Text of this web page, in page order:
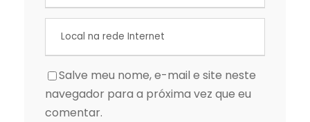
Salve meu nome, e-mail e site neste
navegador para a próxima vez que eu
comentar.